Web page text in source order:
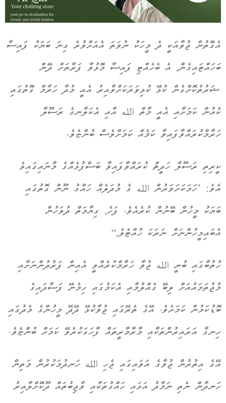
އެގޮތުން ޖުވާއަކީ ދެ މީހަކު ނުވަތަ އެއަށްވުރެ ގިނަ ބަޔަކު ފައިސާ
ބަހައްޓައިގެން, އެ ބެހެއްޓި ފައިސާ މޮޅުވާ ފަރާތަށް ދޭން
ޝަރުތުކޮށްގެން ކުޅޭ ކުޅިވަރަކަށްވާއިރު އެއީ މުދާ ހަރާމް ގޮތުގައި
ކެއުން ކަމަށާއި އެއީ މާތް الله އާއި އެކަލާނގެ ރަސޫލާ
ހަރާމްކުރައްވާފައިވާ ކަމެއް ކަމަށްވެސް ބުންޏެވެ.
ކީރިތި ރަސޫލާ ހަދީޡް ކުރައްވާފައިވާ ބަސްފުޅެއްގެ މާނައިގައިވެ
އެވެ: ’ހަމަކަށަވަރުން الله ގެ މުދަލެއް ހައްގު ނޫން ގޮތުގައި
ބަޔަކު މީހުން ބޭނުން ކުރެއެވެ. ފަހެ, ގިޔާމަތް ދުވަހުން
އެބައިމީހުންނަށް ނަރަކަ ހުއްޓެވެ,“
ހުތުބާގައި ބުނީ الله ޖުވާ ހަރާމްކުރެއްވީ އެއިން ފަރުދުންނަށާއި
މުޖުތަމައުއަށް ލިބޭ ގެއްލުމާއި އެކަމުގައި ހިމެނޭ ފަސާދައިގެ
ބޮޑުކަމުން ކަމަށެވެ. އޭގެ ތެރޭގައި ޖުވާކުޅޭ ދޭދޭ މީހުންގެ މެދުގައި
ހިނގާ އަރައިރުންތަކާއި މާރާމާރީތައް ފާހަގަކުރެވޭ ކަމަށް ބުންޏެވެ.
އޭގެ އިތުރުން ޖުވާގެ އަވައިގައި ޖެހި الله ހަނދުމަކުރުން މަތިން
ހަނދާން ނެތި ނަމާދު އަޅައި ހައްގުތަކާއި ވާޖިބުތައް ދޫކޮށްލާއިރު